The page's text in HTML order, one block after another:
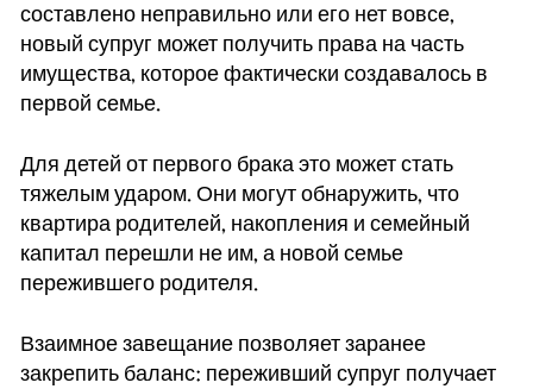
составлено неправильно или его нет вовсе,
новый супруг может получить права на часть
имущества, которое фактически создавалось в
первой семье.
Для детей от первого брака это может стать
тяжелым ударом. Они могут обнаружить, что
квартира родителей, накопления и семейный
капитал перешли не им, а новой семье
пережившего родителя.
Взаимное завещание позволяет заранее
закрепить баланс: переживший супруг получает